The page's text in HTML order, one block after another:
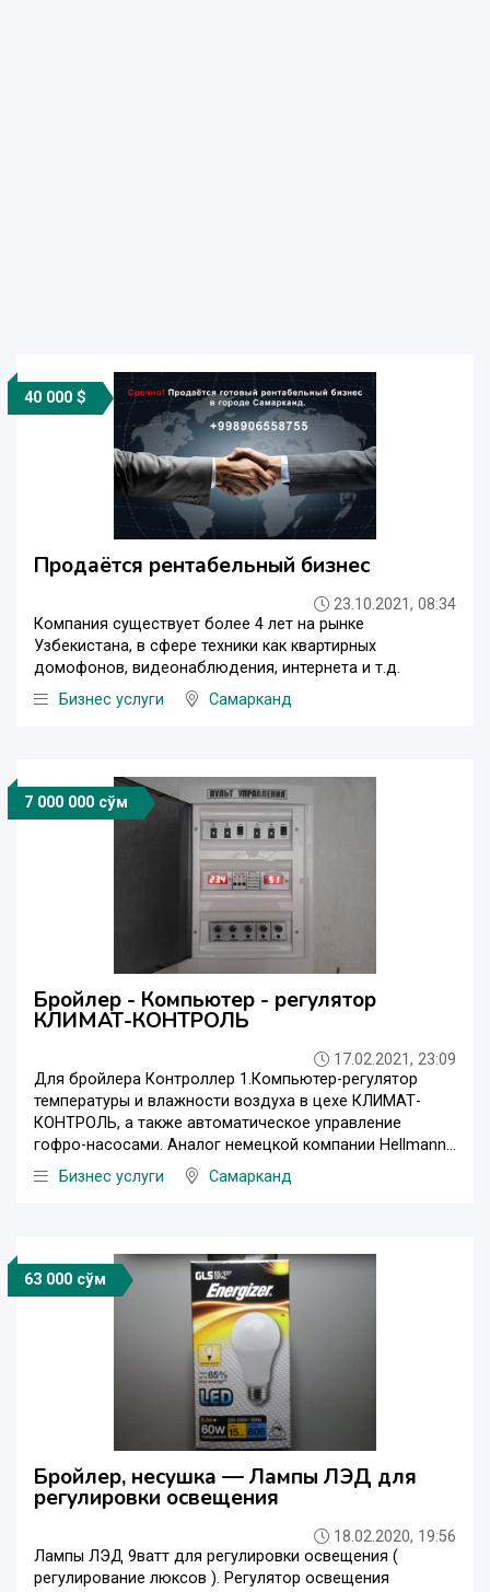
40 000 $
Продаётся рентабельный бизнес
23.10.2021, 08:34
Компания существует более 4 лет на рынке
Узбекистана, в сфере техники как квартирных
домофонов, видеонаблюдения, интернета и т.д.
Бизнес услуги
Самарканд
7 000 000 сўм
Бройлер - Компьютер - регулятор
КЛИМАТ-КОНТРОЛЬ
17.02.2021, 23:09
Для бройлера Контроллер 1.Компьютер-регулятор
температуры и влажности воздуха в цехе КЛИМАТ-
КОНТРОЛЬ, а также автоматическое управление
гофро-насосами. Аналог немецкой компании Hellmann...
Бизнес услуги
Самарканд
63 000 сўм
Бройлер, несушка — Лампы ЛЭД для
регулировки освещения
18.02.2020, 19:56
Лампы ЛЭД 9ватт для регулировки освещения (
регулирование люксов ). Регулятор освещения